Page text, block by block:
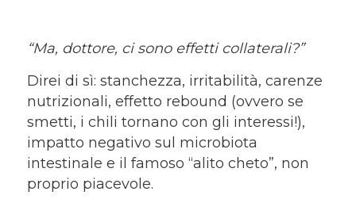
“Ma, dottore, ci sono effetti collaterali?”
Direi di sì: stanchezza, irritabilità, carenze
nutrizionali, effetto rebound (ovvero se
smetti, i chili tornano con gli interessi!),
impatto negativo sul microbiota
intestinale e il famoso “alito cheto”, non
proprio piacevole.